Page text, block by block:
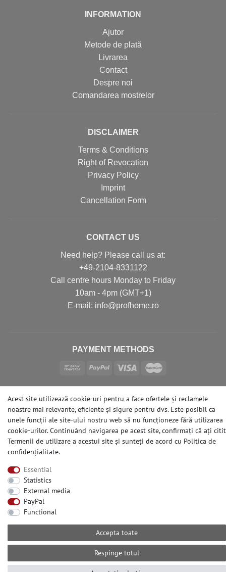
INFORMATION
Ajutor
Metode de plată
Livrarea
Contact
Despre noi
Comandarea mostrelor
DISCLAIMER
Terms & Conditions
Right of Revocation
Privacy Policy
Imprint
Cancellation Form
CONTACT US
Need help? Please call us at:
+49-2104-8331122
Call centre hours Monday to Friday
10am - 4pm (GMT+1)
Е-mail: info@profhome.ro
PAYMENT METHODS
SOCIAL MEDIA
Acest site utilizează cookie-uri pentru a face ofertele și reclamele
noastre mai relevante, eficiente și sigure pentru dvs. Este posibil ca
unele funcții ale site-ului nostru web să nu funcționeze fără utilizarea
cookie-urilor. Continuând navigarea pe acest site, confirmați că ați citit
Termenii de utilizare a acestui site și sunteți de acord cu Politica de
confidențialitate.
Essential
Statistics
External media
PayPal
Functional
Accepta toate
Respinge totul